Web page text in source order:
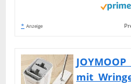
* Anzeige
mit